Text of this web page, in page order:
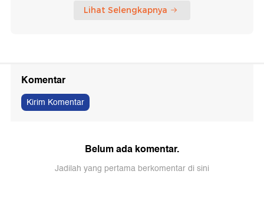
Lihat Selengkapnya
Komentar
Kirim Komentar
Belum ada komentar.
Jadilah yang pertama berkomentar di sini